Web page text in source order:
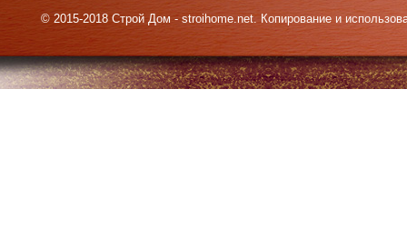
© 2015-2018 Строй Дом - stroihome.net. Копирование и